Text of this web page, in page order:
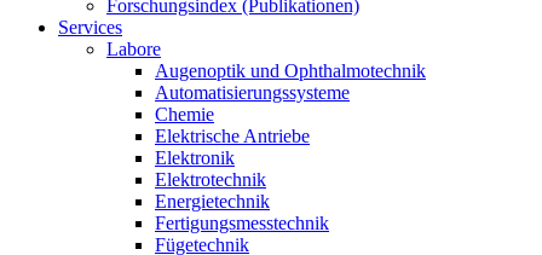
Forschungsindex (Publikationen)
Services
Labore
Augenoptik und Ophthalmotechnik
Automatisierungssysteme
Chemie
Elektrische Antriebe
Elektronik
Elektrotechnik
Energietechnik
Fertigungsmesstechnik
Fügetechnik